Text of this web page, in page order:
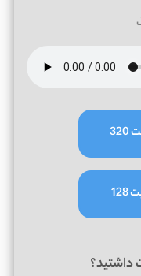
داشتید؟